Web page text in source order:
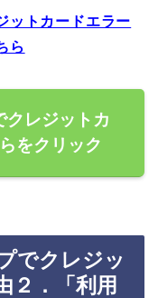
ットカードエラー
ら
クレジットカ
をクリック
でクレジッ
２．「利用